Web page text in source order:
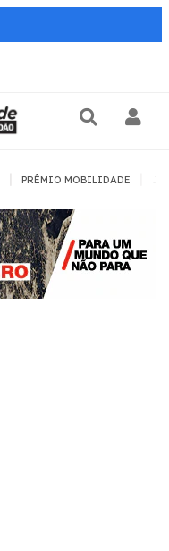
PRÊMIO MOBILIDADE